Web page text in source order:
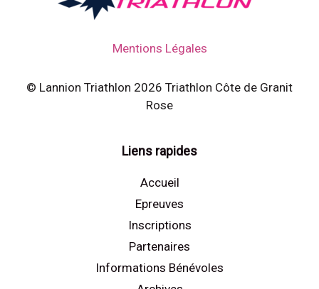
Mentions Légales
© Lannion Triathlon 2026 Triathlon Côte de Granit
Rose
Liens rapides
Accueil
Epreuves
Inscriptions
Partenaires
Informations Bénévoles